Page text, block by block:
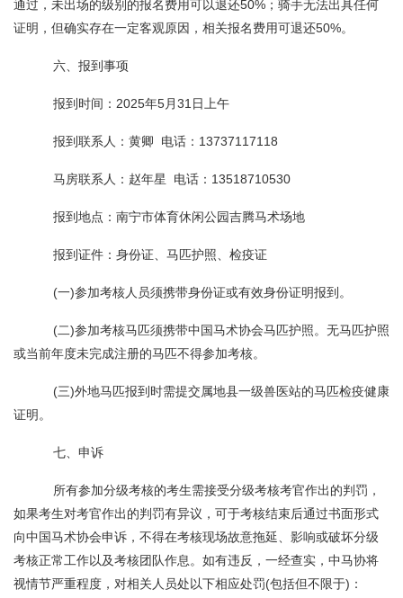
通过，未出场的级别的报名费用可以退还50%；骑手无法出具任何
证明，但确实存在一定客观原因，相关报名费用可退还50%。
六、报到事项
报到时间：2025年5月31日上午
报到联系人：黄卿 电话：13737117118
马房联系人：赵年星 电话：13518710530
报到地点：南宁市体育休闲公园吉腾马术场地
报到证件：身份证、马匹护照、检疫证
(一)参加考核人员须携带身份证或有效身份证明报到。
(二)参加考核马匹须携带中国马术协会马匹护照。无马匹护照
或当前年度未完成注册的马匹不得参加考核。
(三)外地马匹报到时需提交属地县一级兽医站的马匹检疫健康
证明。
七、申诉
所有参加分级考核的考生需接受分级考核考官作出的判罚，
如果考生对考官作出的判罚有异议，可于考核结束后通过书面形式
向中国马术协会申诉，不得在考核现场故意拖延、影响或破坏分级
考核正常工作以及考核团队作息。如有违反，一经查实，中马协将
视情节严重程度，对相关人员处以下相应处罚(包括但不限于)：